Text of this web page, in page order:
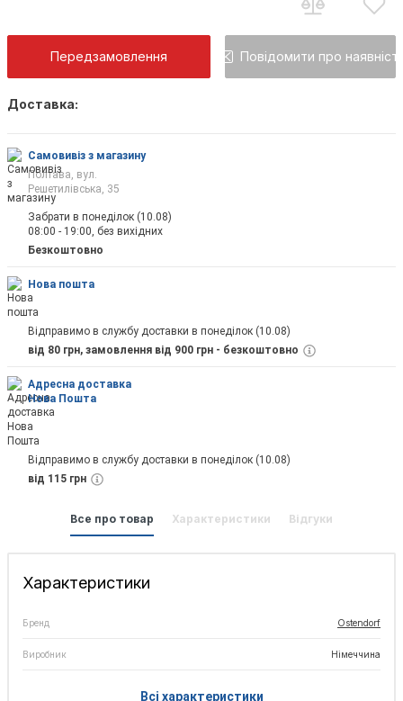
Передзамовлення Повідомити про
Доставка:
Самовивіз з магазину
Полтава, вул.
Решетилівська, 35
Забрати в понеділок (10.08)
08:00 - 19:00, без вихідних
Безкоштовно
Нова пошта
Відправимо в службу доставки в понеділок (10.08)
від 80 грн, замовлення від 900 грн - безкоштовно
Адресна доставка
Нова Пошта
Відправимо в службу доставки в понеділок (10.08)
від 115 грн
Все про товар Характеристики Відгуки
Характеристики
Бренд Ostendorf
Виробник Німеччина
Всі характеристики